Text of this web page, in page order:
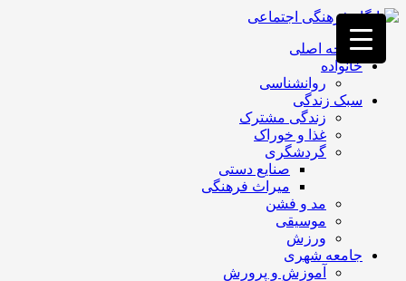
فصد
خون
غرب
تهران
خشکشویی
تصفیه
تهران
صفحه اصلی
خانواده
روانشناسی
سبک زندگی
زندگی مشترک
غذا و خوراک
گردشگری
صنایع دستی
میراث فرهنگی
مد و فشن
موسیقی
ورزش
جامعه شهری
آموزش و پرورش